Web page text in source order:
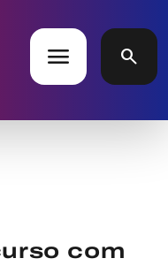
menu search
com